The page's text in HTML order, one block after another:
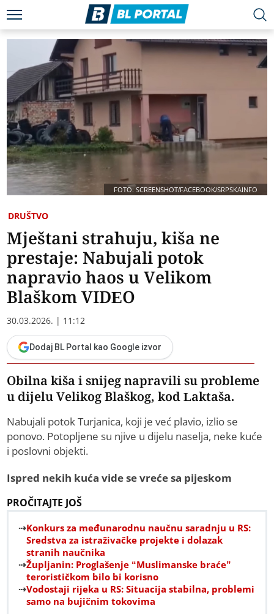
FOTO: SCREENSHOT/FACEBOOK/SRPSKAINFO
DRUŠTVO
Mještani strahuju, kiša ne
prestaje: Nabujali potok
napravio haos u Velikom
Blaškom VIDEO
30.03.2026. | 11:12
Dodaj BL Portal kao Google izvor
Obilna kiša i snijeg napravili su probleme
u dijelu Velikog Blaškog, kod Laktaša.
Nabujali potok Turjanica, koji je već plavio, izlio se
ponovo. Potopljene su njive u dijelu naselja, neke kuće
i poslovni objekti.
Ispred nekih kuća vide se vreće sa pijeskom
PROČITAJTE JOŠ
Konkurs za međunarodnu naučnu saradnju u RS:
Sredstva za istraživačke projekte i dolazak
stranih naučnika
Župljanin: Proglašenje “Muslimanske braće”
terorističkom bilo bi korisno
Vodostaji rijeka u RS: Situacija stabilna, problemi
samo na bujičnim tokovima